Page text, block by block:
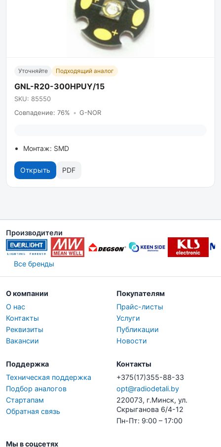
Уточняйте Подходящий аналог
GNL-R20-300HPUY/15
SKU: 85550
Совпадение: 76% • G-NOR
Монтаж: SMD
Открыть PDF
Производители
Все бренды
О компании
О нас
Контакты
Реквизиты
Вакансии
Покупателям
Прайс-листы
Услуги
Публикации
Новости
Поддержка
Техническая поддержка
Подбор аналогов
Стартапам
Обратная связь
Контакты
+375(17)355-88-33
opt@radiodetali.by
220073, г.Минск, ул.
Скрыганова 6/4-12
Пн-Пт: 9:00 – 17:00
Мы в соцсетях